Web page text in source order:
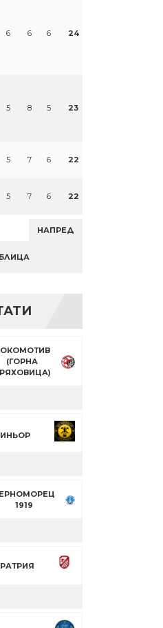
6 6 6 24
5 8 5 23
5 7 6 22
5 7 6 22
НАПРЕД
(ГОРНА
1919